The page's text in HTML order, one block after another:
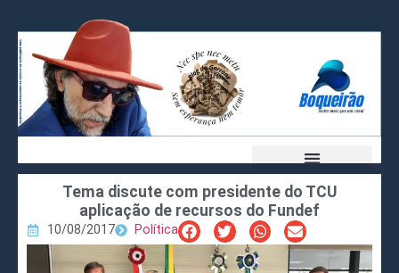
Tema discute com presidente do TCU
aplicação de recursos do Fundef
10/08/2017 Política